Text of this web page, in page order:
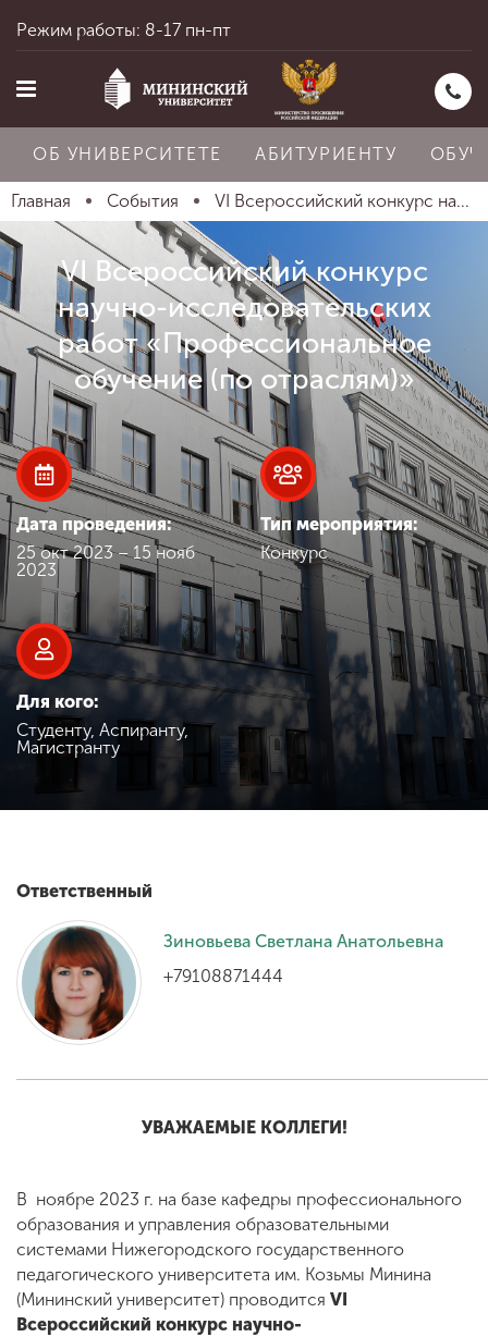
Главная
Об университете
Абитуриенту
Обучение
Наука
Международная
деятельность
Другие виды
деятельности
Сведения об
образовательной
организации
ENG
+7 (831) 262-26-20
Режим работы: 8-17 пн-пт
ОБ УНИВЕРСИТЕТЕ АБИТУРИЕНТУ
Главная События VI Всероссийский конкурс на...
VI Всероссийский конкурс
научно-исследовательских
работ «Профессиональное
обучение (по отраслям)»
Дата проведения:
25 окт 2023 – 15 нояб
2023
Тип мероприятия:
Конкурс
Для кого:
Студенту, Аспиранту,
Магистранту
Ответственный
Зиновьева Светлана Анатольевна
+79108871444
УВАЖАЕМЫЕ КОЛЛЕГИ!
В ноябре 2023 г. на базе кафедры профессионального
образования и управления образовательными
системами Нижегородского государственного
педагогического университета им. Козьмы Минина
(Мининский университет) проводится VI
Всероссийский конкурс научно-